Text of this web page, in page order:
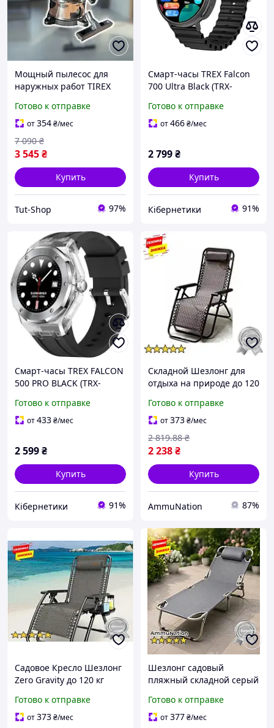
Мощный пылесос для
наружных работ TIREX
пылесос 2200 вт Мощный
пылесос
Готово к отправке
от354₴/мес
3 545₴
7 090 ₴
Купить
Tut-Shop 97%
Смарт-часы TREX Falcon
700 Ultra Black (TRX-
Готово к отправке
от466₴/мес
2 799₴
Купить
Кібернетики 91%
Смарт-часы TREX FALCON
500 PRO BLACK (TRX-
Готово к отправке
от433₴/мес
2 599₴
Купить
Кібернетики 91%
Складной Шезлонг для
отдыха на природе до 120
Готово к отправке
от373₴/мес
2 238₴
2 819.88 ₴
Купить
AmmuNation 87%
Садовое Кресло Шезлонг
Zero Gravity до 120 кг
отдыха на природе
Готово к отправке
от373₴/мес
Шезлонг садовый
пляжный складной серый
отдыха на природе
Готово к отправке
от377₴/мес